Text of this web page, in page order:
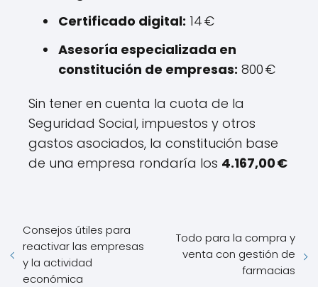
Certificado digital: 14 €
Asesoría especializada en
constitución de empresas: 800 €
Sin tener en cuenta la cuota de la
Seguridad Social, impuestos y otros
gastos asociados, la constitución base
de una empresa rondaría los 4.167,00 €
Consejos útiles para
reactivar las empresas
y la actividad
económica
Todo para la compra y
venta con gestión de
farmacias